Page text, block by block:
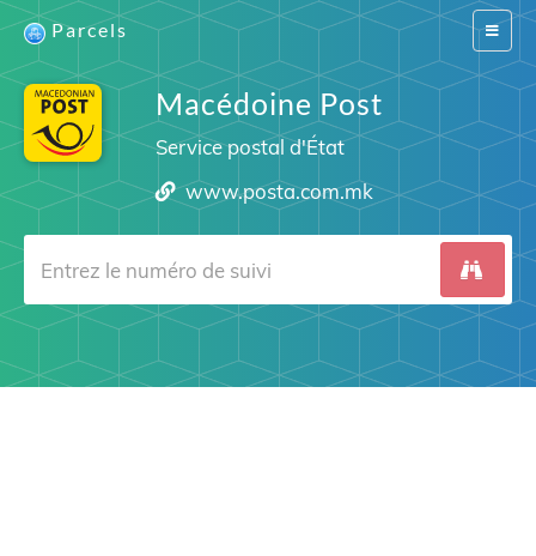
Switch
Parcels
Macédoine Post
Service postal d'État
www.posta.com.mk